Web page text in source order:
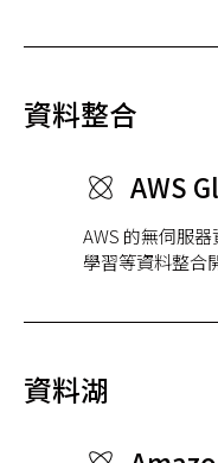
資料整合
AWS
AWS 的無伺服
學習等資料整合
資料湖